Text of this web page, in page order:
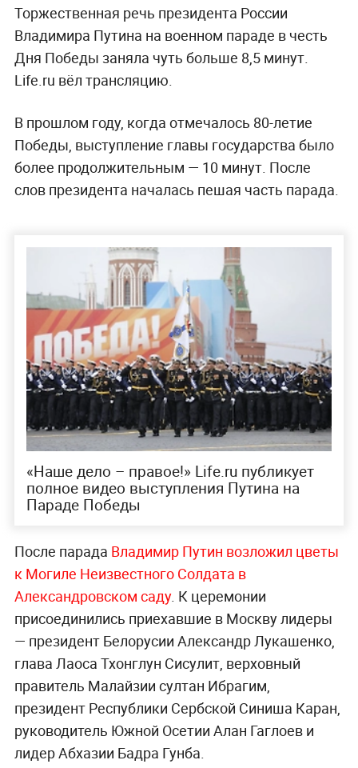
Торжественная речь президента России
Владимира Путина на военном параде в честь
Дня Победы заняла чуть больше 8,5 минут.
Life.ru вёл трансляцию.
В прошлом году, когда отмечалось 80-летие
Победы, выступление главы государства было
более продолжительным — 10 минут. После
слов президента началась пешая часть парада.
«Наше дело – правое!» Life.ru публикует
полное видео выступления Путина на
Параде Победы
После парада Владимир Путин возложил цветы
к Могиле Неизвестного Солдата в
Александровском саду. К церемонии
присоединились приехавшие в Москву лидеры
— президент Белорусии Александр Лукашенко,
глава Лаоса Тхонглун Сисулит, верховный
правитель Малайзии султан Ибрагим,
президент Республики Сербской Синиша Каран,
руководитель Южной Осетии Алан Гаглоев и
лидер Абхазии Бадра Гунба.